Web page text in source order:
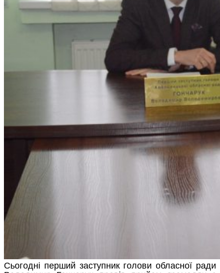
Сьогодні перший заступник голови обласної ради